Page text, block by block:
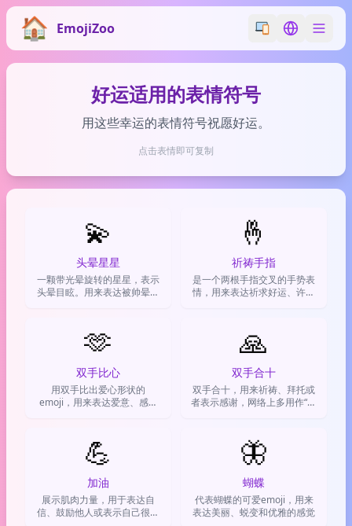
EmojiZoo Switch emoji
Switch
好运适用的表情符号
用这些幸运的表情符号祝愿好运。
点击表情即可复制
💫
头晕星星
一颗带光晕旋转的星星，表示
头晕目眩。用来表达被帅晕、
🤞
祈祷手指
是一个两根手指交叉的手势表
情，用来表达祈求好运、许愿
🫶
双手比心
用双手比出爱心形状的
emoji，用来表达爱意、感激
🙏
双手合十
双手合十，用来祈祷、拜托或
者表示感谢，网络上多用作“求
💪
加油
展示肌肉力量，用于表达自
信、鼓励他人或表示自己很努
🦋
蝴蝶
代表蝴蝶的可爱emoji，用来
表达美丽、蜕变和优雅的感觉